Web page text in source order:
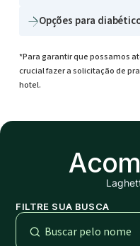
Opções para
*Para garantir que possamos
crucial fazer a solicitação de
hotel.
FILTRE SUA BUSCA